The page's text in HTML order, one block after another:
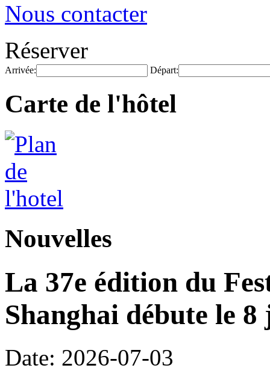
Nous contacter
Réserver
Arrivée: Départ:
Carte de l'hôtel
Nouvelles
La 37e édition du
Shanghai débute le
Date: 2026-07-03